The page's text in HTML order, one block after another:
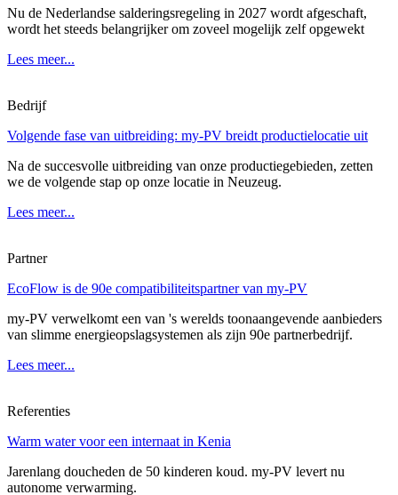
Nu de Nederlandse salderingsregeling in 2027 wordt afgeschaft,
wordt het steeds belangrijker om zoveel mogelijk zelf opgewekt
Lees meer...
Bedrijf
Volgende fase van uitbreiding: my-PV breidt productielocatie uit
Na de succesvolle uitbreiding van onze productiegebieden, zetten
we de volgende stap op onze locatie in Neuzeug.
Lees meer...
Partner
EcoFlow is de 90e compatibiliteitspartner van my-PV
my-PV verwelkomt een van 's werelds toonaangevende aanbieders
van slimme energieopslagsystemen als zijn 90e partnerbedrijf.
Lees meer...
Referenties
Warm water voor een internaat in Kenia
Jarenlang doucheden de 50 kinderen koud. my-PV levert nu
autonome verwarming.